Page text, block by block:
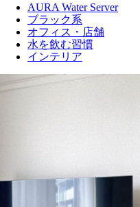
AURA Water Server
ブラック系
オフィス・店舗
水を飲む習慣
インテリア